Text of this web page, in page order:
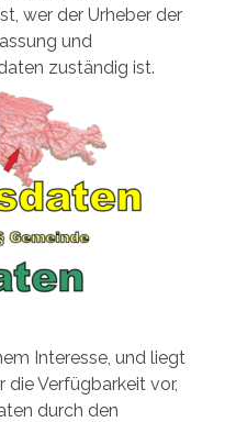
wer der Urheber der
und
zuständig ist.
Interesse, und liegt
die Verfügbarkeit vor,
durch den